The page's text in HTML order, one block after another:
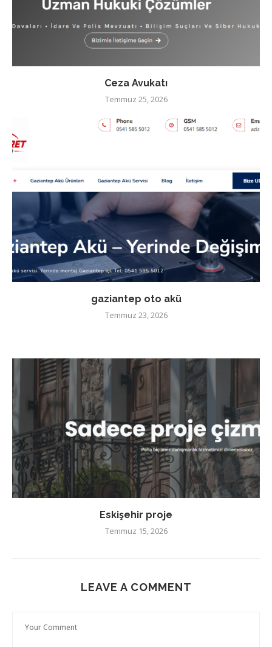
Ceza Avukatı
Temmuz 25, 2026
gaziantep oto akü
Temmuz 23, 2026
Eskişehir proje
Temmuz 15, 2026
LEAVE A COMMENT